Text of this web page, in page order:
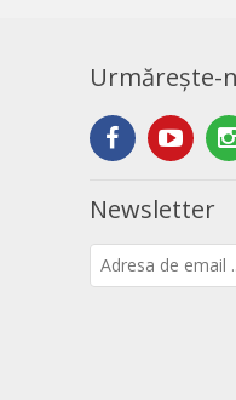
Urmărește-
Newsletter